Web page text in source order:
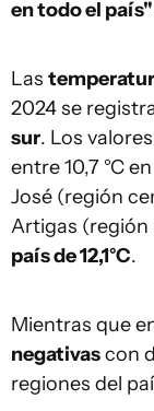
en todo el país"
Las
2024 se
sur. Los
entre 10,7 °C
José (región
Artigas (región
país de 12,1°C.
Mientras que
negativascon
regiones del